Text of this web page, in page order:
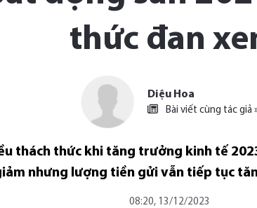
thức đan
Diệu Hoa
Bài viết cùng tác giả
thách thức khi tăng trưởng kinh tế
nhưng lượng tiền gửi vẫn tiếp tục
08:20, 13/12/2023